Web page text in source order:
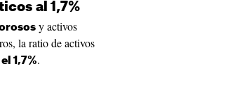
al 1,7%
y activos
la ratio de activos
el 1,7%.